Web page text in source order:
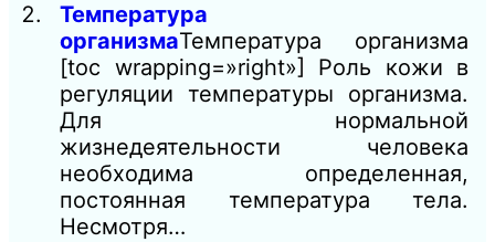
Температура
организмаТемпература организма
[toc wrapping=»right»] Роль кожи в
регуляции температуры организма.
Для нормальной
жизнедеятельности человека
необходима определенная,
постоянная температура тела.
Несмотря…